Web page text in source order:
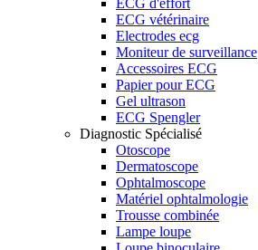
ECG d'effort
ECG vétérinaire
Electrodes ecg
Moniteur de surveillance
Accessoires ECG
Papier pour ECG
Gel ultrason
ECG Spengler
Diagnostic Spécialisé
Otoscope
Dermatoscope
Ophtalmoscope
Matériel ophtalmologie
Trousse combinée
Lampe loupe